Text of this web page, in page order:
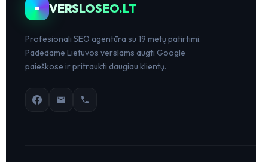
VERSLOSEO.LT
Profesionali SEO agentūra su 19 metų patirtimi.
Padedame Lietuvos verslams augti Google
paieškose ir pritraukti daugiau klientų.